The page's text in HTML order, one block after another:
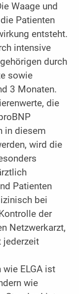
Waage und
Patienten
entsteht.
intensive
durch
sowie
3 Monaten.
die
in diesem
wird die
Patienten
bei
der
Netzwerkarzt,
jederzeit
ELGA ist
wie